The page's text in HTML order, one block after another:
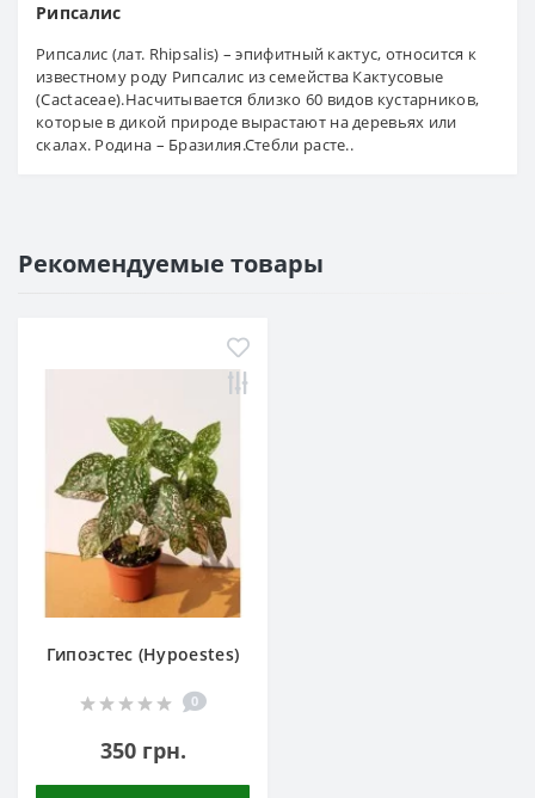
Рипсалис
Рипсалис (лат. Rhipsalis) – эпифитный кактус, относится к
известному роду Рипсалис из семейства Кактусовые
(Cactaceae).Насчитывается близко 60 видов кустарников,
которые в дикой природе вырастают на деревьях или
скалах. Родина – Бразилия.Стебли расте..
Рекомендуемые товары
Гипоэстес (Hypoestes)
0
350 грн.